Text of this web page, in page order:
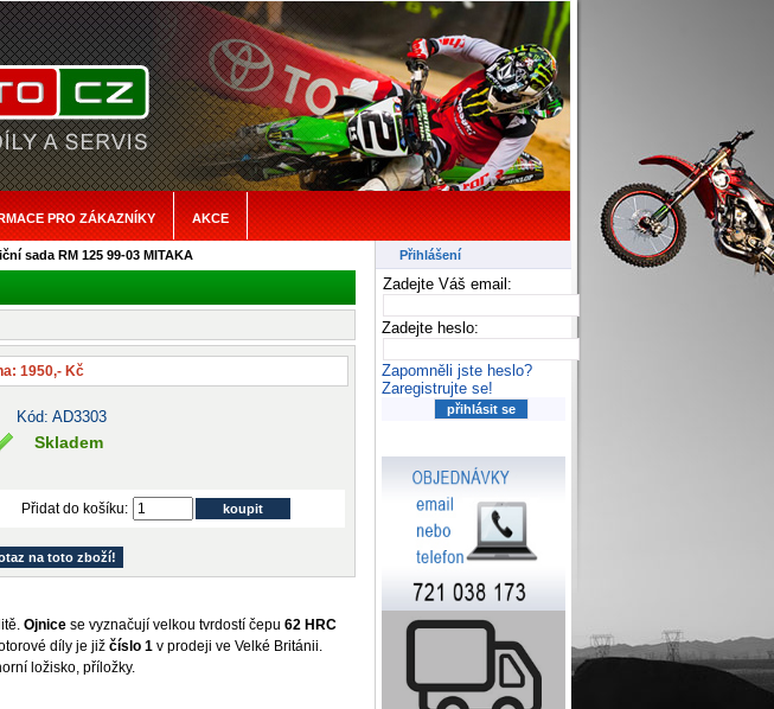
PRO ZÁKAZNÍKY AKCE
sada RM 125 99-03 MITAKA
1950,- Kč
Kód: AD3303
Skladem
Přidat do košíku:
na toto zboží!
Ojnice se vyznačují velkou tvrdostí čepu 62 HRC
díly je již číslo 1 v prodeji ve Velké Británii.
ložisko, příložky.
Přihlášení
Zadejte Váš email:
Zadejte heslo:
Zapomněli jste heslo?
Zaregistrujte se!